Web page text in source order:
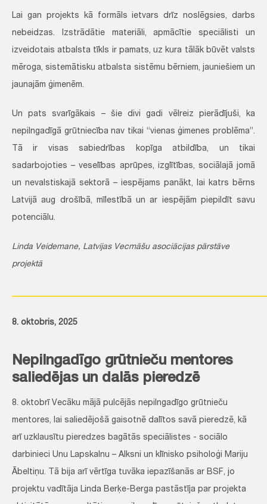
Lai gan projekts kā formāls ietvars drīz noslēgsies, darbs
nebeidzas. Izstrādātie materiāli, apmācītie speciālisti un
izveidotais atbalsta tīkls ir pamats, uz kura tālāk būvēt valsts
mēroga, sistemātisku atbalsta sistēmu bērniem, jauniešiem un
jaunajām ģimenēm.
Un pats svarīgākais – šie divi gadi vēlreiz pierādījuši, ka
nepilngadīgā grūtniecība nav tikai “vienas ģimenes problēma”.
Tā ir visas sabiedrības kopīga atbildība, un tikai
sadarbojoties – veselības aprūpes, izglītības, sociālajā jomā
un nevalstiskajā sektorā – iespējams panākt, lai katrs bērns
Latvijā aug drošībā, mīlestībā un ar iespējām piepildīt savu
potenciālu.
Linda Veidemane, Latvijas Vecmāšu asociācijas pārstāve
projektā
8. oktobris, 2025
Nepilngadīgo grūtnieču mentores
saliedējas un dalās pieredzē
8. oktobrī Vecāku mājā pulcējās nepilngadīgo grūtnieču
mentores, lai saliedējošā gaisotnē dalītos savā pieredzē, kā
arī uzklausītu pieredzes bagātās speciālistes - sociālo
darbinieci Unu Lapskalnu – Alksni un klīnisko psiholoģi Mariju
Ābeltiņu. Tā bija arī vērtīga tuvāka iepazīšanās ar BSF, jo
projektu vadītāja Linda Berķe-Berga pastāstīja par projekta